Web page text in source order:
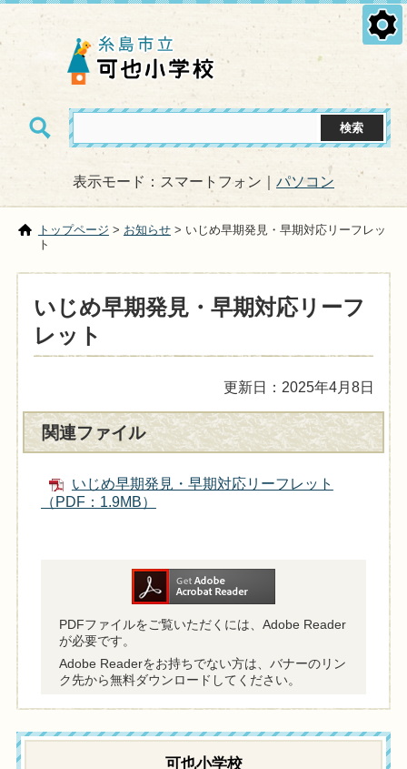
表示モード：スマートフォン｜ パソコン
トップページ > お知らせ> いじめ早期発見・早期対応リーフレッ
ト
いじめ早期発見・早期対応リーフ
レット
更新日：2025年4月8日
関連ファイル
いじめ早期発見・早期対応リーフレット
（PDF：1.9MB）
PDFファイルをご覧いただくには、Adobe Reader
が必要です。
Adobe Readerをお持ちでない方は、バナーのリン
ク先から無料ダウンロードしてください。
可也小学校